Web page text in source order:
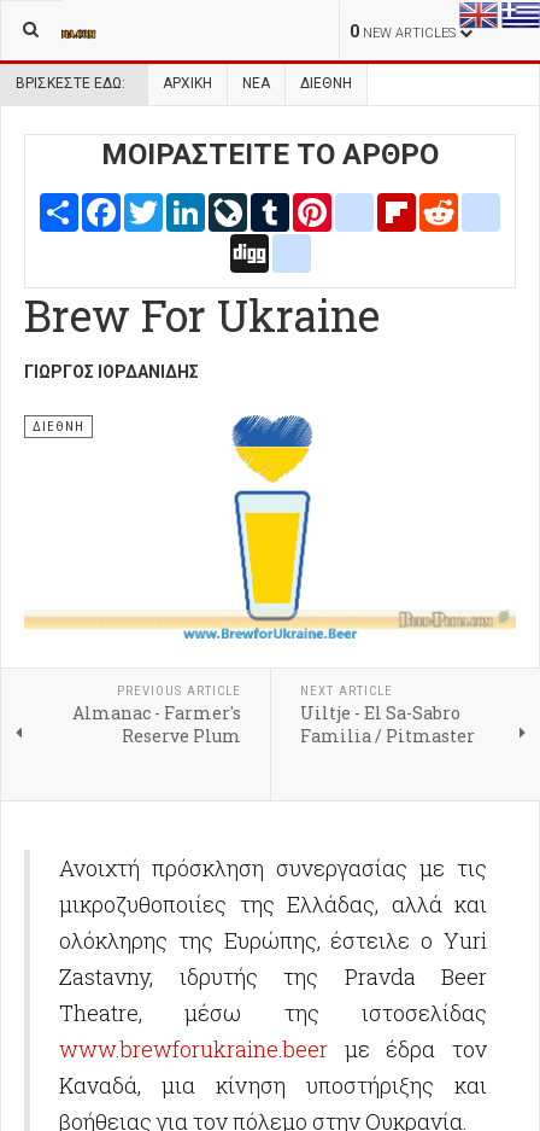
0 NEW ARTICLES
ΒΡΊΣΚΕΣΤΕ ΕΔΏ: ΑΡΧΙΚΉ ΝΕΑ ΔΙΕΘΝΗ
ΜΟΙΡΑΣΤΕΙΤΕ ΤΟ ΑΡΘΡΟ
Share FacebookTwitterLinkedInLiveJournal
Tumblr Pinterestblogger_post
Flipboard
Brew For Ukraine
ΓΙΏΡΓΟΣ ΙΟΡΔΑΝΊΔΗΣ
ΔΙΕΘΝΗ
PREVIOUS ARTICLE
Almanac - Farmer's
Reserve Plum
NEXT ARTICLE
Uiltje - El Sa-Sabro
Familia / Pitmaster
Ανοιχτή πρόσκληση συνεργασίας με τις
μικροζυθοποιίες της Ελλάδας, αλλά και
ολόκληρης της Ευρώπης, έστειλε o Yuri
Zastavny, ιδρυτής της Pravda Beer
Theatre, μέσω της ιστοσελίδας
www.brewforukraine.beer με έδρα τον
Καναδά, μια κίνηση υποστήριξης και
βοήθειας για τον πόλεμο στην Ουκρανία.